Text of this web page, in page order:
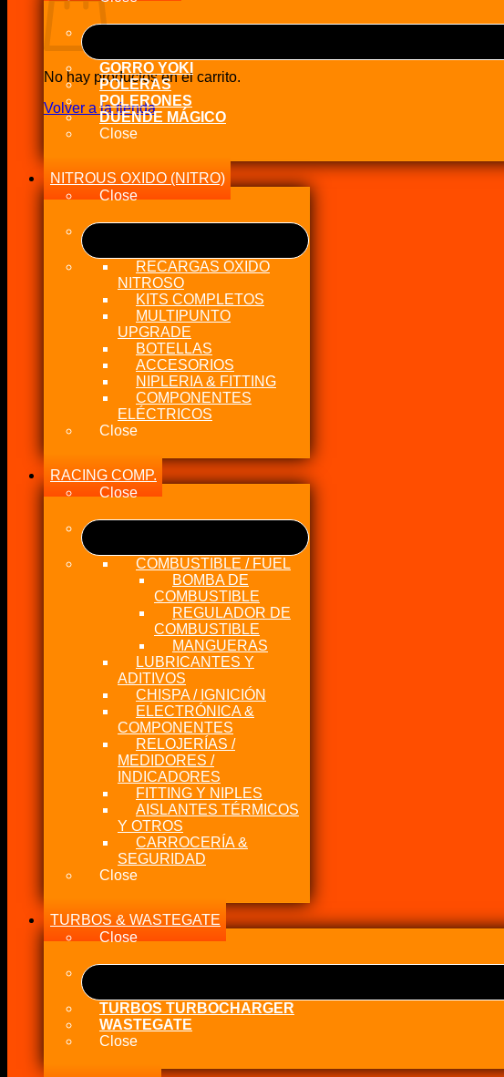
No hay productos en el carrito.
Volver a la tienda
GORRO YOKI
POLERAS
POLERONES
DUENDE MÁGICO
Close
NITROUS OXIDO (NITRO)
Close
RECARGAS OXIDO
NITROSO
KITS COMPLETOS
MULTIPUNTO
UPGRADE
BOTELLAS
ACCESORIOS
NIPLERIA & FITTING
COMPONENTES
ELÉCTRICOS
Close
RACING COMP.
Close
COMBUSTIBLE / FUEL
BOMBA DE
COMBUSTIBLE
REGULADOR DE
COMBUSTIBLE
MANGUERAS
LUBRICANTES Y
ADITIVOS
CHISPA / IGNICIÓN
ELECTRÓNICA &
COMPONENTES
RELOJERÍAS /
MEDIDORES /
INDICADORES
FITTING Y NIPLES
AISLANTES TÉRMICOS
Y OTROS
CARROCERÍA &
SEGURIDAD
Close
TURBOS & WASTEGATE
Close
TURBOS TURBOCHARGER
WASTEGATE
Close